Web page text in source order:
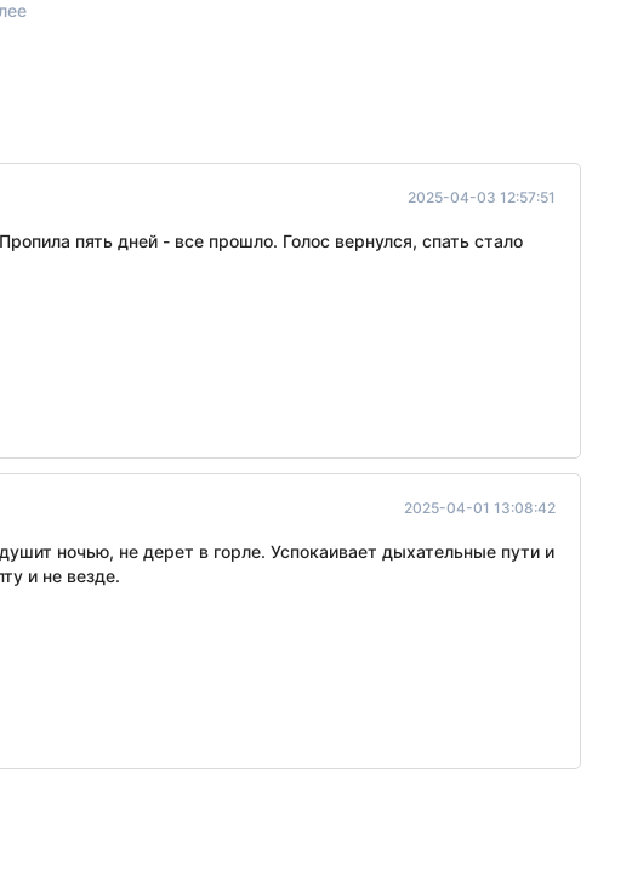
2025-04-03 12:57:51
пять дней - все прошло. Голос вернулся, спать стало
2025-04-01 13:08:42
ночью, не дерет в горле. Успокаивает дыхательные пути и
и не везде.